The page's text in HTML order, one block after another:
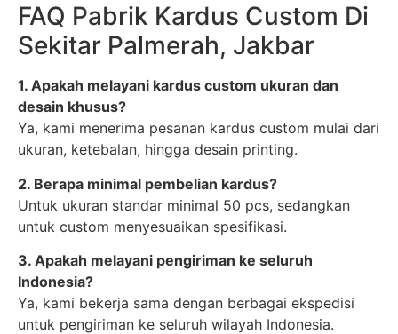
FAQ Pabrik Kardus Custom Di
Sekitar Palmerah, Jakbar
1. Apakah melayani kardus custom ukuran dan
desain khusus?
Ya, kami menerima pesanan kardus custom mulai dari
ukuran, ketebalan, hingga desain printing.
2. Berapa minimal pembelian kardus?
Untuk ukuran standar minimal 50 pcs, sedangkan
untuk custom menyesuaikan spesifikasi.
3. Apakah melayani pengiriman ke seluruh
Indonesia?
Ya, kami bekerja sama dengan berbagai ekspedisi
untuk pengiriman ke seluruh wilayah Indonesia.